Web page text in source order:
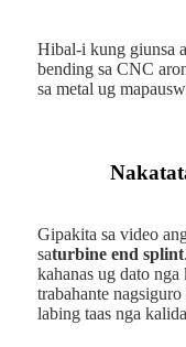
Hibal-i kung giunsa
bending sa CNC
sa metal ug
Gipakita sa video
saturbine end splint
kahanas ug dato
trabahante
labing taas nga